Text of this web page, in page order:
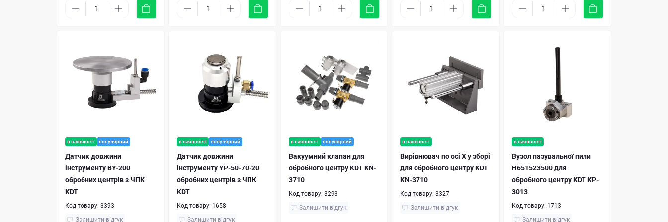
в наявності популярний
Датчик довжини
інструменту BY-200
обробних центрів з ЧПК
KDT
Код товару: 3393
Залишити відгук
в наявності популярний
Датчик довжини
інструменту YP-50-70-20
обробних центрів з ЧПК
KDT
Код товару: 1658
Залишити відгук
в наявності популярний
Вакуумний клапан для
обробного центру KDT KN-
3710
Код товару: 3293
Залишити відгук
в наявності
Вирівнювач по осі X у зборі
для обробного центру KDT
KN-3710
Код товару:3327
Залишити відгук
в наявності
Вузол пазувальної пили
H651523500 для
обробного центру KDT KP-
3013
Код товару: 1713
Залишити відгук